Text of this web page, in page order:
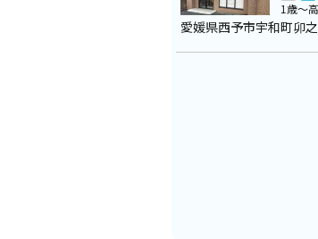
1歳～
愛媛県西予市宇和町卯